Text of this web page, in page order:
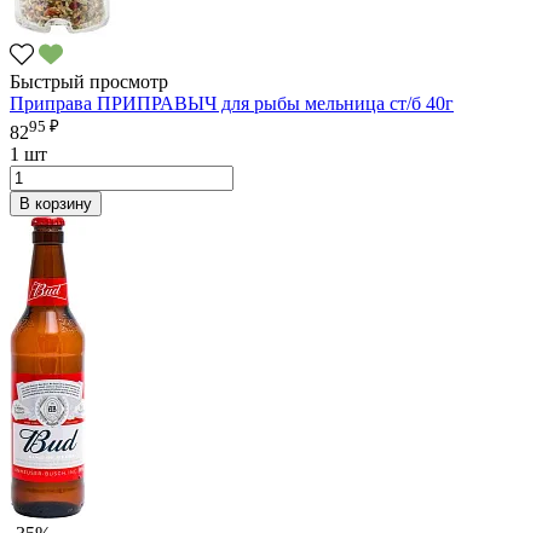
Быстрый просмотр
Приправа ПРИПРАВЫЧ для рыбы мельница ст/б 40г
8295 ₽
1 шт
В корзину